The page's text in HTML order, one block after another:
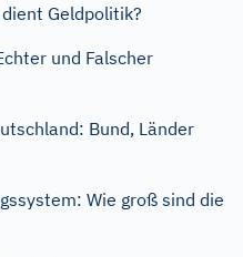
Geldpolitik?
und Falscher
Bund, Länder
Wie groß sind die